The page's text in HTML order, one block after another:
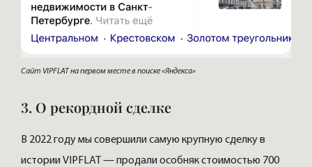
Сайт VIPFLAT на первом месте в поиске «Яндекса»
3. О рекордной сделке
В 2022 году мы совершили самую крупную сделку в
истории VIPFLAT — продали особняк стоимостью 700